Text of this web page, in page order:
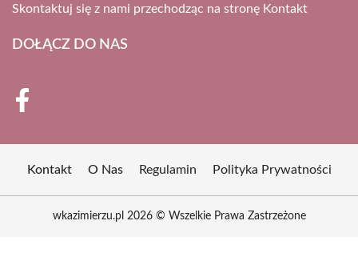
Skontaktuj się z nami przechodząc na stronę Kontakt
DOŁĄCZ DO NAS
Kontakt O Nas Regulamin Polityka Prywatności
wkazimierzu.pl 2026 © Wszelkie Prawa Zastrzeżone